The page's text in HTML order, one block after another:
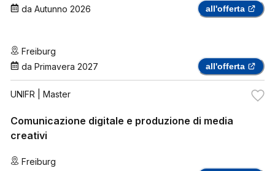
da Autunno 2026 all'offerta
Freiburg
da Primavera 2027 all'offerta
UNIFR | Master
Comunicazione digitale e produzione di media
creativi
Freiburg